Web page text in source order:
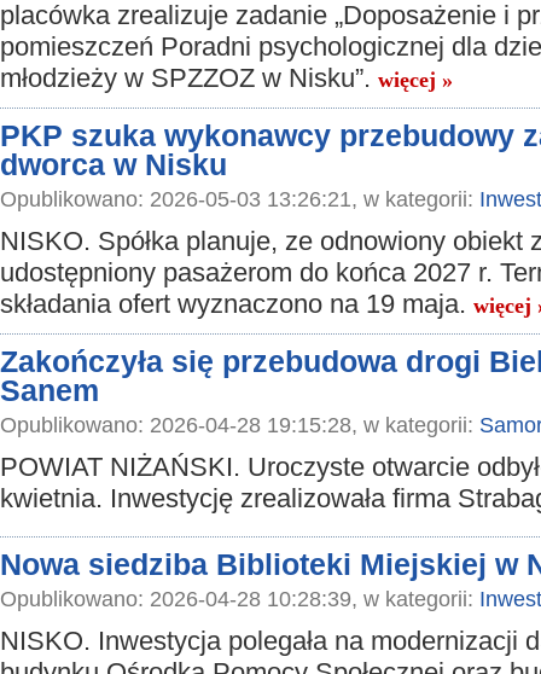
placówka zrealizuje zadanie „Doposażenie i
pomieszczeń Poradni psychologicznej dla
młodzieży w SPZZOZ w Nisku”. więcej »
PKP szuka wykonawcy przebudowy
dworca w Nisku
Opublikowano: 2026-05-03 13:26:21, w kategorii:
NISKO. Spółka planuje, ze odnowiony obiekt
udostępniony pasażerom do końca 2027 r.
składania ofert wyznaczono na 19 maja. więcej
Zakończyła się przebudowa drogi
Sanem
Opublikowano: 2026-04-28 19:15:28, w kategorii:
POWIAT NIŻAŃSKI. Uroczyste otwarcie
kwietnia. Inwestycję zrealizowała firma
Nowa siedziba Biblioteki Miejskiej w
Opublikowano: 2026-04-28 10:28:39, w kategorii:
NISKO. Inwestycja polegała na modernizacji